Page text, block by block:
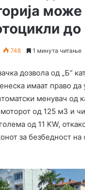
748 1 минута читање
дозвола од „Б“
имаат право да
менувач од
од 125 м3 и
од 11 KW,
за безбедност на